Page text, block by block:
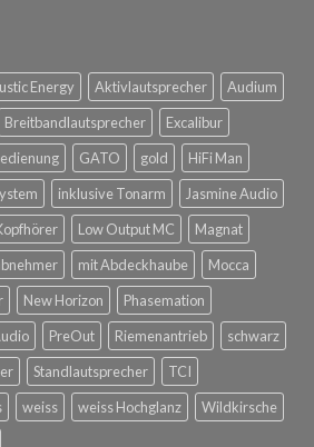
Energy Aktivlautsprecher
Audium
Breitbandlautsprecher
Excalibur
GATO gold
HiFi Man
inklusive Tonarm
Jasmine Audio
Low Output MC
Magnat
mit Abdeckhaube
Mocca
New Horizon
Phasemation
PreOut Riemenantrieb
schwarz
Standlautsprecher
TCI
weiss weiss Hochglanz
Wildkirsche